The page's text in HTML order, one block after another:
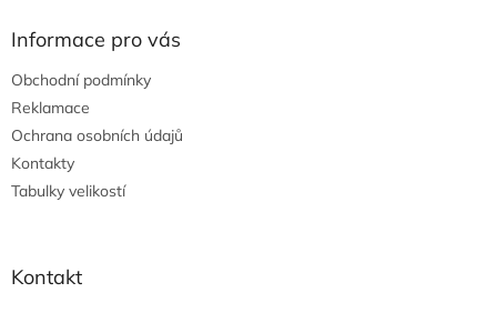
Informace pro vás
Obchodní podmínky
Reklamace
Ochrana osobních údajů
Kontakty
Tabulky velikostí
Kontakt